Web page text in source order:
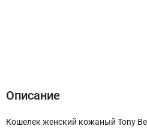
Описание
Кошелек женский кожаный Tony